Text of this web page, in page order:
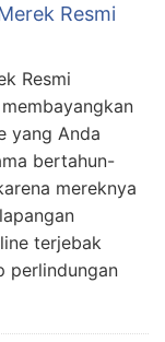
Resmi
Resmi
yang Anda
bertahun-
mereknya
terjebak
perlindungan